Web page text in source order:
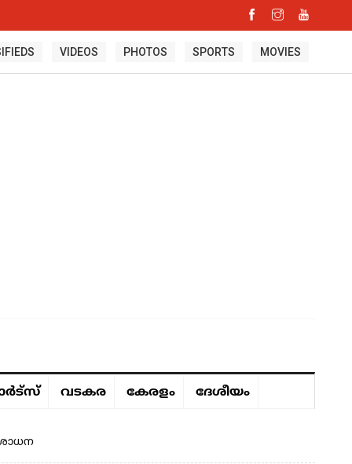
VIDEOS PHOTOS SPORTS MOVIES
വടകര കേരളം ദേശീയം